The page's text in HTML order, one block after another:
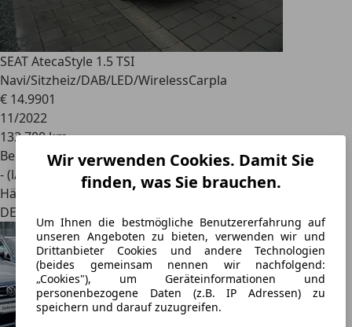
Wir verwenden Cookies. Damit Sie
finden, was Sie brauchen.
Um Ihnen die bestmögliche Benutzererfahrung auf
unseren Angeboten zu bieten, verwenden wir und
Drittanbieter Cookies und andere Technologien
(beides gemeinsam nennen wir nachfolgend:
„Cookies"), um Geräteinformationen und
personenbezogene Daten (z.B. IP Adressen) zu
speichern und darauf zuzugreifen.
SEAT AtecaStyle 1.5 TSI
Navi/Sitzheiz/DAB/LED/WirelessCarpla
€ 14.9901
11/2022
132.700 km
Benzin
- (l/100 km)
Händler
DE 07545